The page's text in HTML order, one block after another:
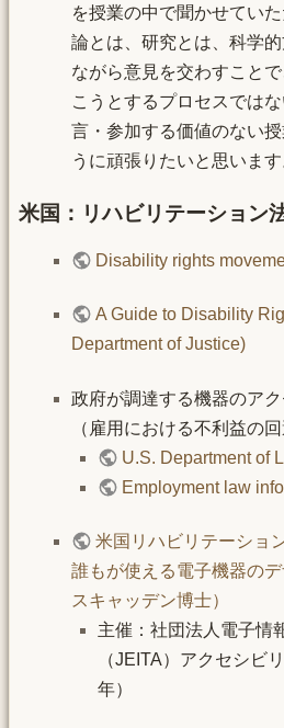
を授業の中で聞かせてい
論とは、研究とは、科学
ながら意見を交わすこと
こうとするプロセスでは
言・参加する価値のない
うに頑張りたいと思います
米国：リハビリテーション
Disability rights
A Guide to Disability
Department of Justice)
政府が調達する機器のア
（雇用における不利益の回
U.S. Department of
Employment law
米国リハビリテーショ
誰もが使える電子機器の
スキャッデン博士）
主催：社団法人電子情
（JEITA）アクセシビ
年）